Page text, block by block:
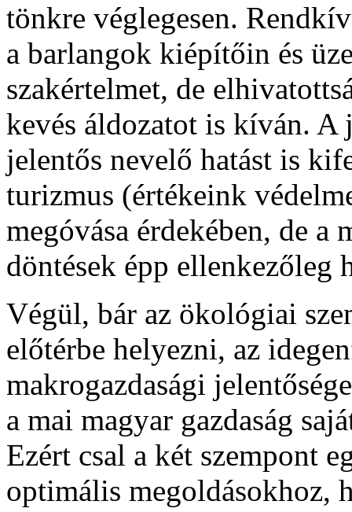
tönkre véglegesen.
a barlangok kiépítőin és
szakértelmet, de
kevés áldozatot is kíván. A
jelentős nevelő hatást is
turizmus (értékeink
megóvása érdekében, de a
döntések épp ellenkezőleg
Végül, bár az ökológiai
előtérbe helyezni, az
makrogazdasági
a mai magyar gazdaság
Ezért csal a két szempont
optimális megoldásokhoz,